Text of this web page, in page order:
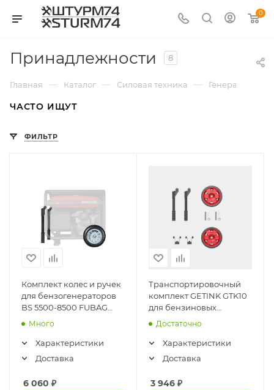
0
Принадлежности 8
Главная — Каталог — Силовая техника — Генераторы
ЧАСТО ИЩУТ
ФИЛЬТР
Комплект колес и ручек
для бензогенераторов
BS 5500-8500 FUBAG
(838765)
Много
Характеристики
Доставка
6 060 ₽
Транспортировочный
комплект GETINK GTK10
для бензиновых
генераторов (ручки-
колеcа 5-8кВт) 11905
Достаточно
Характеристики
Доставка
3 946 ₽